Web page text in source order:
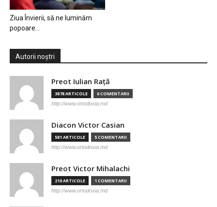
Ziua Învierii, să ne luminăm
popoare…
Autorii noștri
Preot Iulian Raţă
3878 ARTICOLE 6 COMENTARII
http://www.ortodoxia.md
Diacon Victor Casian
581 ARTICOLE 5 COMENTARII
http://www.ortodoxia.md
Preot Victor Mihalachi
210 ARTICOLE 1 COMENTARII
http://www.ortodoxia.md